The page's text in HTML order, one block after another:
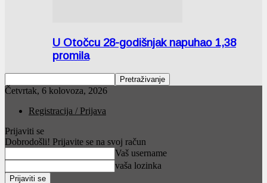
U Otočcu 28-godišnjak napuhao 1,38
promila
Četvrtak, 6 kolovoza, 2026
Registracija / Prijava
Prijaviti se
Dobrodošli! Prijavite se na svoj račun
Vaš username
vaša lozinka